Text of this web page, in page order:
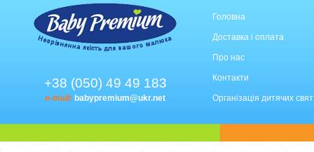
+38 (050) 49 49 183
e-mail: babypremium@ukr.net
Головна
Доставка і оплата
Про нас
Контакти
Організація дитячих свят